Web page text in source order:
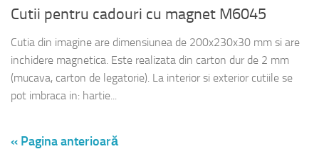
Cutii pentru cadouri cu magnet M6045
Cutia din imagine are dimensiunea de 200x230x30 mm si are
inchidere magnetica. Este realizata din carton dur de 2 mm
(mucava, carton de legatorie). La interior si exterior cutiile se
pot imbraca in: hartie...
« Pagina anterioară